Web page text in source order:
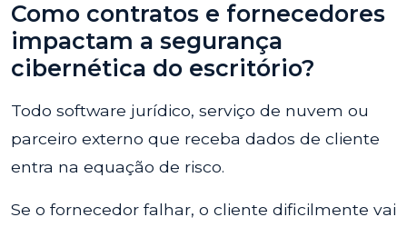
Como contratos e fornecedores
impactam a segurança
cibernética do escritório?
Todo software jurídico, serviço de nuvem ou
parceiro externo que receba dados de cliente
entra na equação de risco.
Se o fornecedor falhar, o cliente dificilmente vai